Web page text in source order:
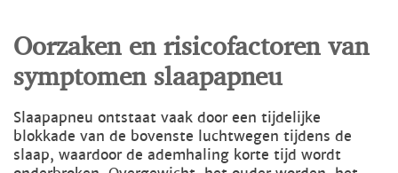
Oorzaken en risicofactoren van
symptomen slaapapneu
Slaapapneu ontstaat vaak door een tijdelijke
blokkade van de bovenste luchtwegen tijdens de
slaap, waardoor de ademhaling korte tijd wordt